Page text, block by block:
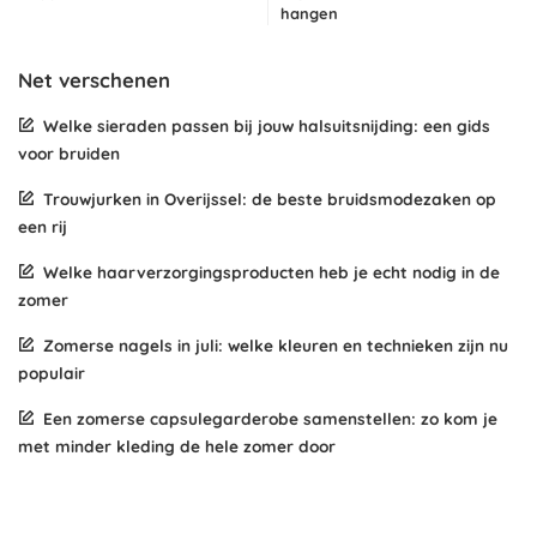
hangen
Net verschenen
Welke sieraden passen bij jouw halsuitsnijding: een gids
voor bruiden
Trouwjurken in Overijssel: de beste bruidsmodezaken op
een rij
Welke haarverzorgingsproducten heb je echt nodig in de
zomer
Zomerse nagels in juli: welke kleuren en technieken zijn nu
populair
Een zomerse capsulegarderobe samenstellen: zo kom je
met minder kleding de hele zomer door